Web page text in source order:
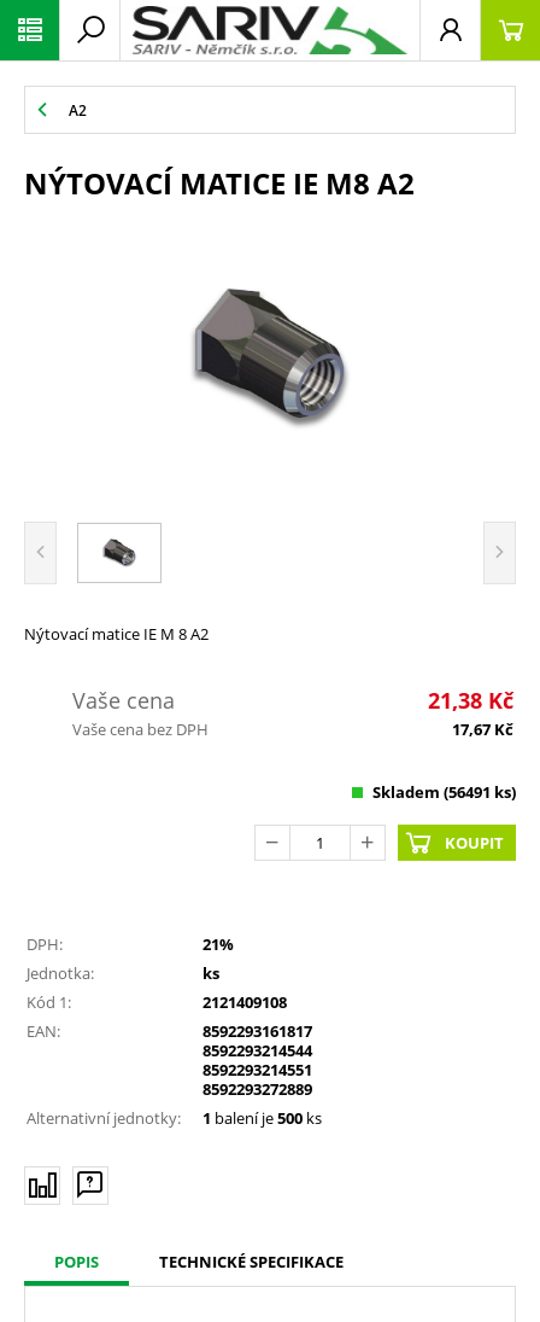
A2
NÝTOVACÍ MATICE IE M8 A2
Nýtovací matice IE M 8 A2
Vaše cena 21,38 Kč
Vaše cena bez DPH 17,67 Kč
Skladem (56491 ks)
KOUPIT
DPH:
21%
Jednotka:
ks
Kód 1:
2121409108
EAN:
8592293161817
8592293214544
8592293214551
8592293272889
Alternativní jednotky:
1 balení je500 ks
POPIS TECHNICKÉ SPECIFIKACE